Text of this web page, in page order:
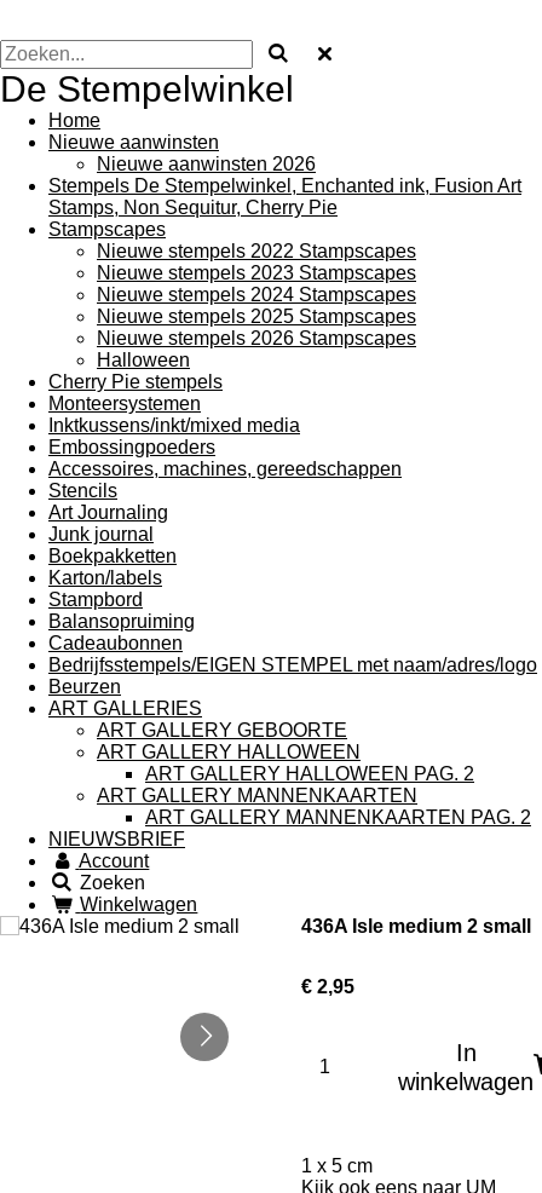
De Stempelwinkel
Home
Nieuwe aanwinsten
Nieuwe aanwinsten 2026
Stempels De Stempelwinkel, Enchanted ink, Fusion Art
Stamps, Non Sequitur, Cherry Pie
Stampscapes
Nieuwe stempels 2022 Stampscapes
Nieuwe stempels 2023 Stampscapes
Nieuwe stempels 2024 Stampscapes
Nieuwe stempels 2025 Stampscapes
Nieuwe stempels 2026 Stampscapes
Halloween
Cherry Pie stempels
Monteersystemen
Inktkussens/inkt/mixed media
Embossingpoeders
Accessoires, machines, gereedschappen
Stencils
Art Journaling
Junk journal
Boekpakketten
Karton/labels
Stampbord
Balansopruiming
Cadeaubonnen
Bedrijfsstempels/EIGEN STEMPEL met naam/adres/logo
Beurzen
ART GALLERIES
ART GALLERY GEBOORTE
ART GALLERY HALLOWEEN
ART GALLERY HALLOWEEN PAG. 2
ART GALLERY MANNENKAARTEN
ART GALLERY MANNENKAARTEN PAG. 2
NIEUWSBRIEF
Account
Zoeken
Winkelwagen
436A Isle medium 2 small
€ 2,95
In
winkelwagen
1 x 5 cm
Kijk ook eens naar UM